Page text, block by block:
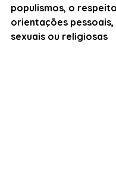
populismos, o
orientações pessoais,
sexuais ou religiosas